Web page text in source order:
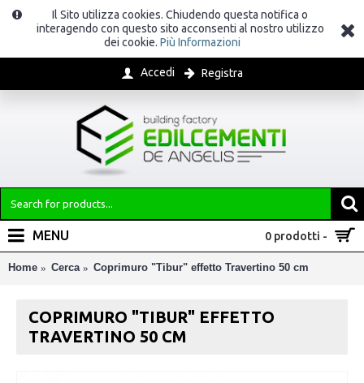
Il Sito utilizza cookies. Chiudendo questa notifica o
interagendo con questo sito acconsenti al nostro utilizzo
dei cookie. Più Informazioni
Accedi Registra
0 prodotti -
MENU
Home Cerca Coprimuro "Tibur" effetto Travertino 50 cm
COPRIMURO "TIBUR" EFFETTO
TRAVERTINO 50 CM